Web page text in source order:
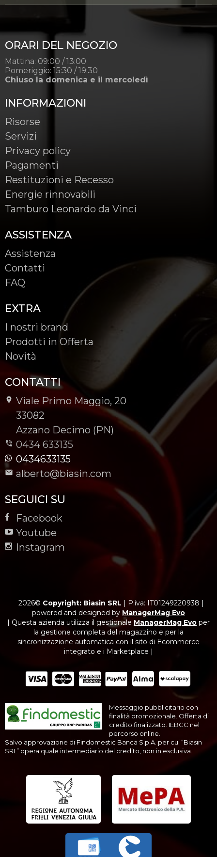
ORARI DEL NEGOZIO
Mattina: 09:00 / 13:00
Pomeriggio: 15:30 / 19:30
Chiuso la domenica e il mercoledì
INFORMAZIONI
Risorse
Servizi
Privacy policy
Pagamenti
Restituzioni e Recesso
Energie rinnovabili
Tamburo Leonardo da Vinci
ASSISTENZA
Assistenza
Contatti
FAQ
EXTRA
I nostri brand
Prodotti in Offerta
Novità
CONTATTI
Viale Primo Maggio, 20
-
33082
-
Azzano Decimo (PN)
0434 633135
0434633135
alberto@biasin.com
SEGUICI SU
Facebook
Youtube
Instagram
2026© Copyright: Biasin SRL | P.iva: IT01249220938 |
powered and designed by ManagerMag Evo
| Questa azienda utilizza il gestionale ManagerMag Evo per
la gestione completa del magazzino e per la
sincronizzazione automatica con il sito di Ecommerce
integrato e i Marketplace |
Messaggio pubblicitario con
finalità promozionale. Offerta di
credito finalizzato. IEBCC nel
percorso online.
Salvo approvazione di Findomestic Banca S.p.A. per cui “Biasin
SRL” opera quale intermediario del credito, non in esclusiva.